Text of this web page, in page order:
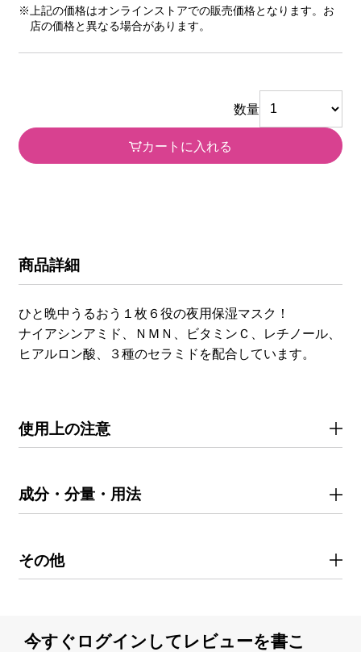
※上記の価格はオンラインストアでの販売価格となります。お
店の価格と異なる場合があります。
数量
カートに入れる
商品詳細
ひと晩中うるおう１枚６役の夜用保湿マスク！
ナイアシンアミド、ＮＭＮ、ビタミンＣ、レチノール、
ヒアルロン酸、３種のセラミドを配合しています。
使用上の注意
成分・分量・用法
その他
今すぐログインしてレビューを書こ